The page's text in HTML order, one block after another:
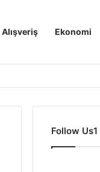
Alışveriş Ekonomi
Follow Us1